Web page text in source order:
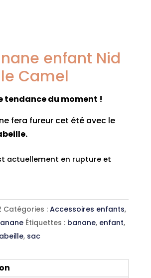
enfant Nid
Camel
tendance du moment !
fera fureur cet été avec le
actuellement en rupture et
Catégories : Accessoires enfants,
Étiquettes : banane, enfant,
, sac